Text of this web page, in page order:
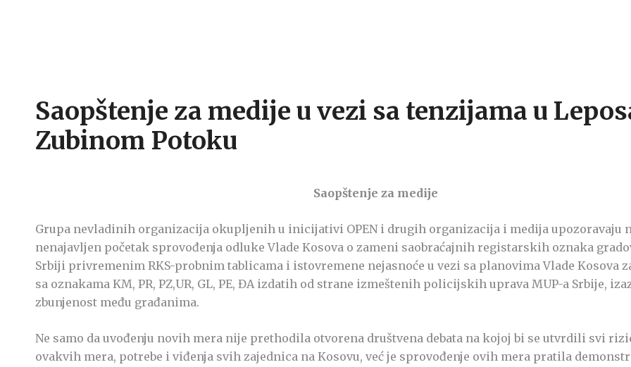
Saopštenje za medije u vezi sa tenzijama u
Zubinom Potoku
Saopštenje za medije
Grupa nevladinih organizacija okupljenih u inicijativi OPEN i drugih organizacija i medija upozoravaju
nenajavljen početak sprovođenja odluke Vlade Kosova o zameni saobraćajnih registarskih oznaka
Srbiji privremenim RKS-probnim tablicama i istovremene nejasnoće u vezi sa planovima Vlade Kosova
sa oznakama KM, PR, PZ,UR, GL, PE, ĐA izdatih od strane izmeštenih policijskih uprava MUP-a Srbije,
zbunjenost među građanima.
Ne samo da uvođenju novih mera nije prethodila otvorena društvena debata na kojoj bi se utvrdili svi
ovakvih mera, potrebe i viđenja svih zajednica na Kosovu, već je sprovođenje ovih mera pratila